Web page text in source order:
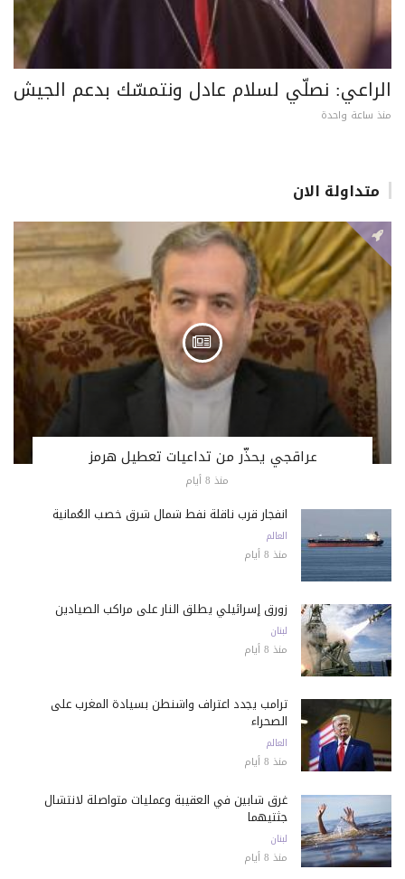
الراعي: نصلّي لسلام عادل ونتمسّك بدعم الجيش
منذ ساعة واحدة
متداولة الان
عراقجي يحذّر من تداعيات تعطيل هرمز
منذ 8 أيام
انفجار قرب ناقلة نفط شمال شرق خصب العُمانية
العالم
منذ 8 أيام
زورق إسرائيلي يطلق النار على مراكب الصيادين
لبنان
منذ 8 أيام
ترامب يجدد اعتراف واشنطن بسيادة المغرب على
الصحراء
العالم
منذ 8 أيام
غرق شابين في العقيبة وعمليات متواصلة لانتشال
جثتيهما
لبنان
منذ 8 أيام